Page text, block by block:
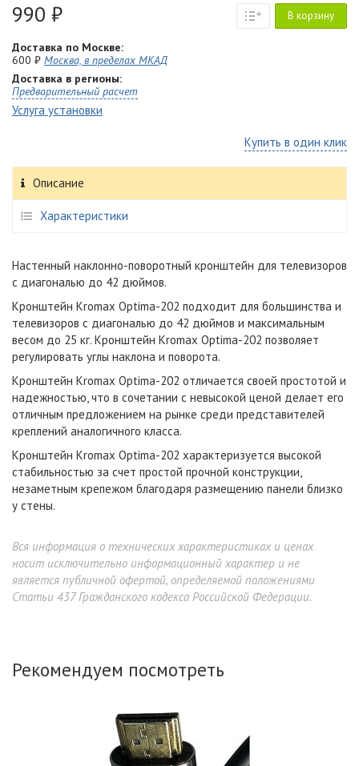
990 ₽ В корзину
Доставка по Москве:
600 ₽ Москва, в пределах МКАД
Доставка в регионы:
Предварительный расчет
Услуга установки
Купить в один клик
Описание
Характеристики
Настенный наклонно-поворотный кронштейн для телевизоров
с диагональю до 42 дюймов.
Кронштейн Kromax Optima-202 подходит для большинства и
телевизоров с диагональю до 42 дюймов и максимальным
весом до 25 кг. Кронштейн Kromax Optima-202 позволяет
регулировать углы наклона и поворота.
Кронштейн Kromax Optima-202 отличается своей простотой и
надежностью, что в сочетании с невысокой ценой делает его
отличным предложением на рынке среди представителей
креплений аналогичного класса.
Кронштейн Kromax Optima-202 характеризуется высокой
стабильностью за счет простой прочной конструкции,
незаметным крепежом благодаря размещению панели близко
у стены.
Вся информация о технических характеристиках и ценах
носит исключительно информационный характер и не
является публичной офертой, определяемой положениями
Статьи 437 Гражданского кодекса Российской Федерации.
Рекомендуем посмотреть